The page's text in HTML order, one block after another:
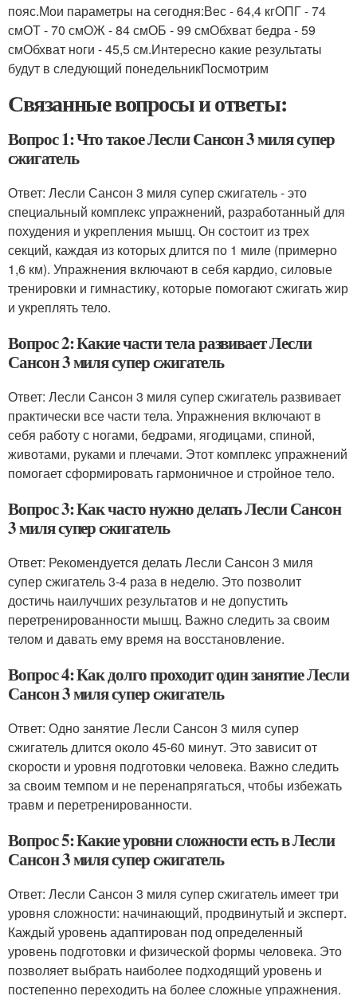
пояс.Мои параметры на сегодня:Вес - 64,4 кгОПГ - 74
смОТ - 70 смОЖ - 84 смОБ - 99 смОбхват бедра - 59
смОбхват ноги - 45,5 см.Интересно какие результаты
будут в следующий понедельникПосмотрим
Связанные вопросы и ответы:
Вопрос 1: Что такое Лесли Сансон 3 миля супер
сжигатель
Ответ: Лесли Сансон 3 миля супер сжигатель - это
специальный комплекс упражнений, разработанный для
похудения и укрепления мышц. Он состоит из трех
секций, каждая из которых длится по 1 миле (примерно
1,6 км). Упражнения включают в себя кардио, силовые
тренировки и гимнастику, которые помогают сжигать жир
и укреплять тело.
Вопрос 2: Какие части тела развивает Лесли
Сансон 3 миля супер сжигатель
Ответ: Лесли Сансон 3 миля супер сжигатель развивает
практически все части тела. Упражнения включают в
себя работу с ногами, бедрами, ягодицами, спиной,
животами, руками и плечами. Этот комплекс упражнений
помогает сформировать гармоничное и стройное тело.
Вопрос 3: Как часто нужно делать Лесли Сансон
3 миля супер сжигатель
Ответ: Рекомендуется делать Лесли Сансон 3 миля
супер сжигатель 3-4 раза в неделю. Это позволит
достичь наилучших результатов и не допустить
перетренированности мышц. Важно следить за своим
телом и давать ему время на восстановление.
Вопрос 4: Как долго проходит один занятие Лесли
Сансон 3 миля супер сжигатель
Ответ: Одно занятие Лесли Сансон 3 миля супер
сжигатель длится около 45-60 минут. Это зависит от
скорости и уровня подготовки человека. Важно следить
за своим темпом и не перенапрягаться, чтобы избежать
травм и перетренированности.
Вопрос 5: Какие уровни сложности есть в Лесли
Сансон 3 миля супер сжигатель
Ответ: Лесли Сансон 3 миля супер сжигатель имеет три
уровня сложности: начинающий, продвинутый и эксперт.
Каждый уровень адаптирован под определенный
уровень подготовки и физической формы человека. Это
позволяет выбрать наиболее подходящий уровень и
постепенно переходить на более сложные упражнения.